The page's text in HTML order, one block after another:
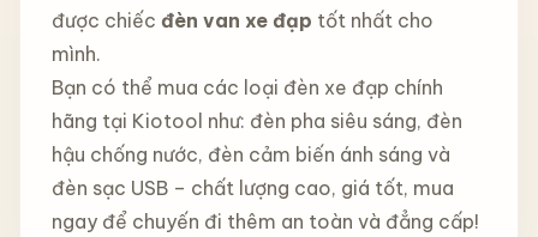
được chiếc đèn van xe đạp tốt nhất cho
mình.
Bạn có thể mua các loại đèn xe đạp chính
hãng tại Kiotool như: đèn pha siêu sáng, đèn
hậu chống nước, đèn cảm biến ánh sáng và
đèn sạc USB – chất lượng cao, giá tốt, mua
ngay để chuyến đi thêm an toàn và đẳng cấp!